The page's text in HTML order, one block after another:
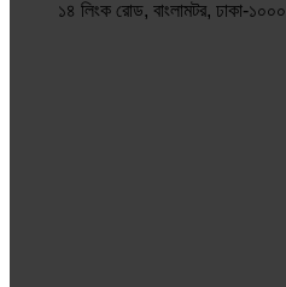
১৪ লিংক রোড, বাংলামটর, ঢাকা-১০০০